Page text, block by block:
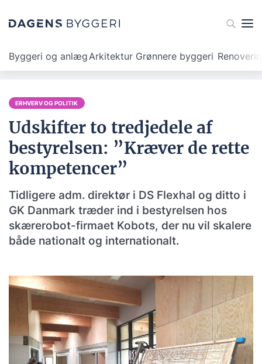
Byggeri og anlægArkitektur Grønnere byggeri
ERHVERV OG POLITIK
Udskifter to tredjedele af
bestyrelsen: ”Kræver de rette
kompetencer”
Tidligere adm. direktør i DS Flexhal og ditto i
GK Danmark træder ind i bestyrelsen hos
skærerobot-firmaet Kobots, der nu vil skalere
både nationalt og internationalt.